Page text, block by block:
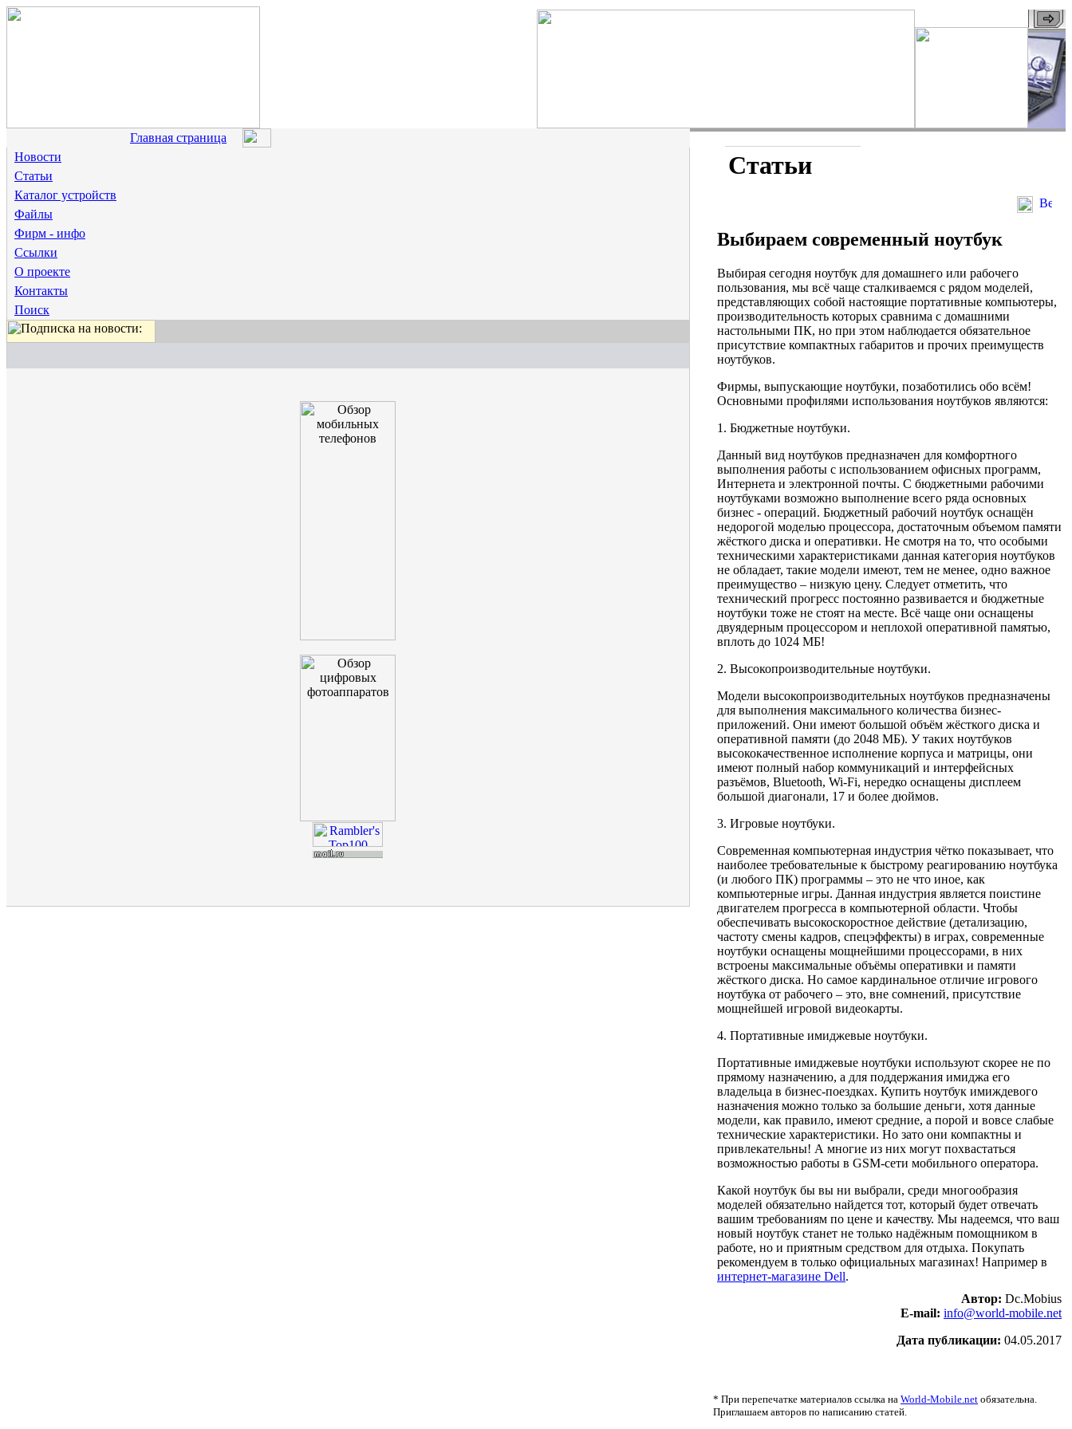
Главная страница
Новости
Статьи
Каталог устройств
Файлы
Фирм - инфо
Ссылки
О проекте
Контакты
Поиск
Статьи
Выбираем современный ноутбук
Выбирая сегодня ноутбук для домашнего или рабочего
пользования, мы всё чаще сталкиваемся с рядом моделей,
представляющих собой настоящие портативные компьютеры,
производительность которых сравнима с домашними
настольными ПК, но при этом наблюдается обязательное
присутствие компактных габаритов и прочих преимуществ
ноутбуков.
Фирмы, выпускающие ноутбуки, позаботились обо всём!
Основными профилями использования ноутбуков являются:
1. Бюджетные ноутбуки.
Данный вид ноутбуков предназначен для комфортного
выполнения работы с использованием офисных программ,
Интернета и электронной почты. С бюджетными рабочими
ноутбуками возможно выполнение всего ряда основных
бизнес - операций. Бюджетный рабочий ноутбук оснащён
недорогой моделью процессора, достаточным объемом памяти
жёсткого диска и оперативки. Не смотря на то, что особыми
техническими характеристиками данная категория ноутбуков
не обладает, такие модели имеют, тем не менее, одно важное
преимущество – низкую цену. Следует отметить, что
технический прогресс постоянно развивается и бюджетные
ноутбуки тоже не стоят на месте. Всё чаще они оснащены
двуядерным процессором и неплохой оперативной памятью,
вплоть до 1024 МБ!
2. Высокопроизводительные ноутбуки.
Модели высокопроизводительных ноутбуков предназначены
для выполнения максимального количества бизнес-
приложений. Они имеют большой объём жёсткого диска и
оперативной памяти (до 2048 МБ). У таких ноутбуков
высококачественное исполнение корпуса и матрицы, они
имеют полный набор коммуникаций и интерфейсных
разъёмов, Bluetooth, Wi-Fi, нередко оснащены дисплеем
большой диагонали, 17 и более дюймов.
3. Игровые ноутбуки.
Современная компьютерная индустрия чётко показывает, что
наиболее требовательные к быстрому реагированию ноутбука
(и любого ПК) программы – это не что иное, как
компьютерные игры. Данная индустрия является поистине
двигателем прогресса в компьютерной области. Чтобы
обеспечивать высокоскоростное действие (детализацию,
частоту смены кадров, спецэффекты) в играх, современные
ноутбуки оснащены мощнейшими процессорами, в них
встроены максимальные объёмы оперативки и памяти
жёсткого диска. Но самое кардинальное отличие игрового
ноутбука от рабочего – это, вне сомнений, присутствие
мощнейшей игровой видеокарты.
4. Портативные имиджевые ноутбуки.
Портативные имиджевые ноутбуки используют скорее не по
прямому назначению, а для поддержания имиджа его
владельца в бизнес-поездках. Купить ноутбук имиждевого
назначения можно только за большие деньги, хотя данные
модели, как правило, имеют средние, а порой и вовсе слабые
технические характеристики. Но зато они компактны и
привлекательны! А многие из них могут похвастаться
возможностью работы в GSM-сети мобильного оператора.
Какой ноутбук бы вы ни выбрали, среди многообразия
моделей обязательно найдется тот, который будет отвечать
вашим требованиям по цене и качеству. Мы надеемся, что ваш
новый ноутбук станет не только надёжным помощником в
работе, но и приятным средством для отдыха. Покупать
рекомендуем в только официальных магазинах! Например в
интернет-магазине Dell.
Автор: Dc.Mobius
E-mail: info@world-mobile.net
Дата публикации: 04.05.2017
* При перепечатке материалов ссылка на World-Mobile.net обязательна.
Приглашаем авторов по написанию статей.